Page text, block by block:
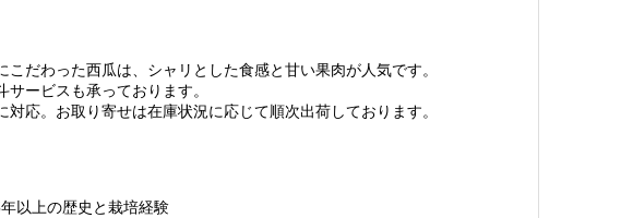
だわった西瓜は、シャリとした食感と甘い果肉が人気です。
ービスも承っております。
応。お取り寄せは在庫状況に応じて順次出荷しております。
以上の歴史と栽培経験